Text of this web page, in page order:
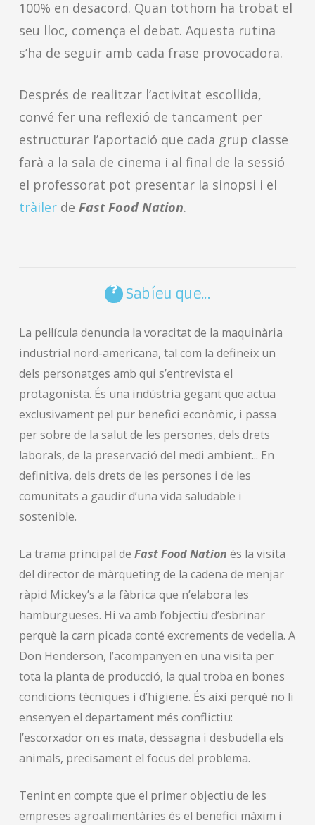
100% en desacord. Quan tothom ha trobat el
seu lloc, comença el debat. Aquesta rutina
s’ha de seguir amb cada frase provocadora.
Després de realitzar l’activitat escollida,
convé fer una reflexió de tancament per
estructurar l’aportació que cada grup classe
farà a la sala de cinema i al final de la sessió
el professorat pot presentar la sinopsi i el
tràilerde Fast Food Nation.
Sabíeu que...
La pel·lícula denuncia la voracitat de la maquinària
industrial nord-americana, tal com la defineix un
dels personatges amb qui s’entrevista el
protagonista. És una indústria gegant que actua
exclusivament pel pur benefici econòmic, i passa
per sobre de la salut de les persones, dels drets
laborals, de la preservació del medi ambient... En
definitiva, dels drets de les persones i de les
comunitats a gaudir d’una vida saludable i
sostenible.
La trama principal de Fast Food Nation és la visita
del director de màrqueting de la cadena de menjar
ràpid Mickey’s a la fàbrica que n’elabora les
hamburgueses. Hi va amb l’objectiu d’esbrinar
perquè la carn picada conté excrements de vedella. A
Don Henderson, l’acompanyen en una visita per
tota la planta de producció, la qual troba en bones
condicions tècniques i d’higiene. És així perquè no li
ensenyen el departament més conflictiu:
l’escorxador on es mata, dessagna i desbudella els
animals, precisament el focus del problema.
Tenint en compte que el primer objectiu de les
empreses agroalimentàries és el benefici màxim i